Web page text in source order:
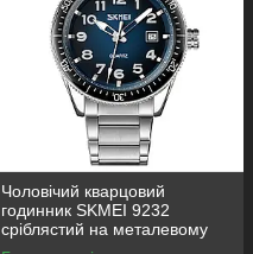
Чоловічий кварцовий
годинник SKMEI 9232
сріблястий на металевому
браслеті, синій циферблат